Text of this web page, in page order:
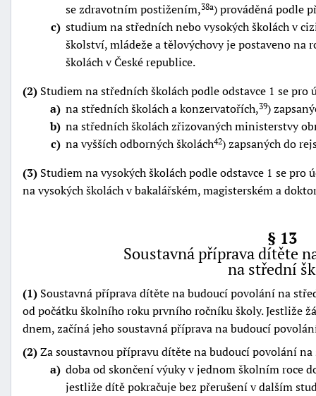
se zdravotním postižením,38a) prováděná podle
c studium na středních nebo vysokých školách v
školství, mládeže a tělovýchovy je postaveno na
školách v České republice.
(2) Studiem na středních školách podle odstavce 1 se
a na středních školách a konzervatořích,39)
b na středních školách zřizovaných ministerstvy
c na vyšších odborných školách42) zapsaných do
(3) Studiem na vysokých školách podle odstavce 1 se
na vysokých školách v bakalářském, magisterském a
§ 13
Soustavná příprava dítěte
na střední
(1) Soustavná příprava dítěte na budoucí povolání na
od počátku školního roku prvního ročníku školy.
dnem, začíná jeho soustavná příprava na budoucí
(2)Za soustavnou přípravu dítěte na budoucí povolání
a doba od skončení výuky v jednom školním roce
jestliže dítě pokračuje bez přerušení v dalším